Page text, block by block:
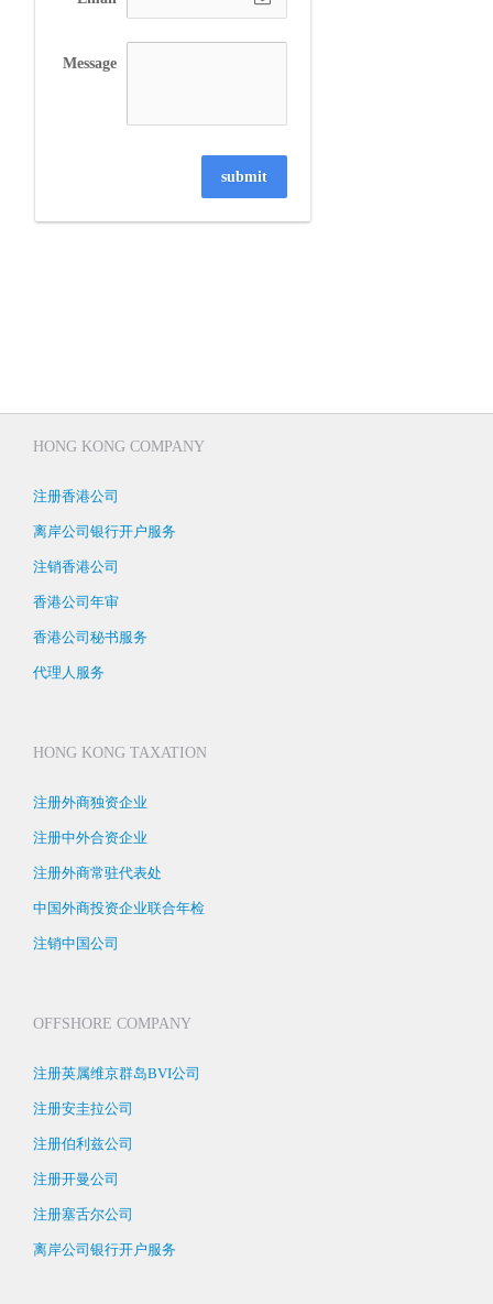
Message
submit
HONG KONG COMPANY
注册香港公司
离岸公司银行开户服务
注销香港公司
香港公司年审
香港公司秘书服务
代理人服务
HONG KONG TAXATION
注册外商独资企业
注册中外合资企业
注册外商常驻代表处
中国外商投资企业联合年检
注销中国公司
OFFSHORE COMPANY
注册英属维京群岛BVI公司
注册安圭拉公司
注册伯利兹公司
注册开曼公司
注册塞舌尔公司
离岸公司银行开户服务